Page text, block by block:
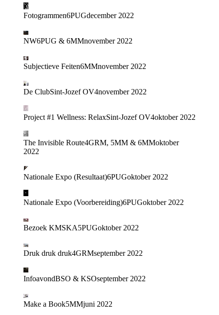
Fotogrammen6PUGdecember 2022
NW6PUG & 6MMnovember 2022
Subjectieve Feiten6MMnovember 2022
De ClubSint-Jozef OV4november 2022
Project #1 Wellness: RelaxSint-Jozef OV4oktober 2022
The Invisible Route4GRM, 5MM & 6MMoktober
2022
Nationale Expo (Resultaat)6PUGoktober 2022
Nationale Expo (Voorbereiding)6PUGoktober 2022
Bezoek KMSKA5PUGoktober 2022
Druk druk druk4GRMseptember 2022
InfoavondBSO & KSOseptember 2022
Make a Book5MMjuni 2022